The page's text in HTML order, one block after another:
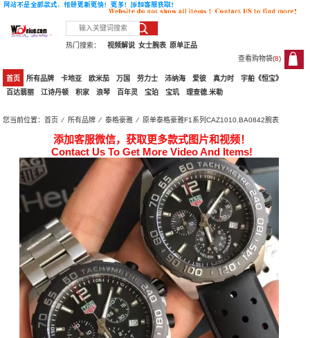
热门搜索： 原单正品
女士腕表
视频解说
查看购物袋(8)
8
首页 所有品牌 卡地亚 欧米茄 万国 劳力士 沛纳海 爱彼 真力时
宇舶《恒宝》
百达翡丽
江诗丹顿 积家 浪琴 百年灵 宝珀 宝玑 理查德.米勒
您当前位置：首页 ⁄所有品牌 ⁄泰格豪雅 ⁄ 原单泰格豪雅F1系列CAZ1010.BA0842腕表
添加客服微信，获取更多款式图片和视频！
Contact Us To Get More Video And Items!